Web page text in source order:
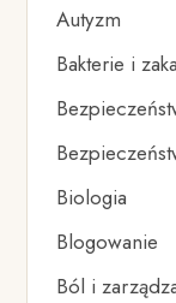
Autyzm
Bakterie i
Biologia
Blogowanie
Ból i